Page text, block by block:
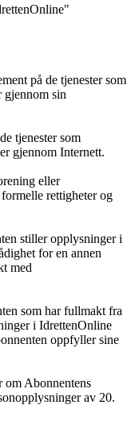
på de tjenester som
gjennom sin
tjenester som
gjennom Internett.
eller
rettigheter og
stiller opplysninger i
for en annen
med
som har fullmakt fra
i IdrettenOnline
oppfyller sine
om Abonnentens
av 20.